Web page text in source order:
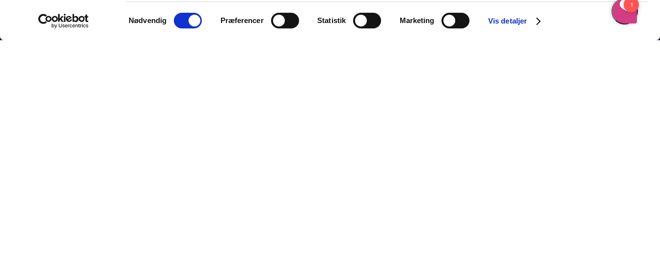
Samtykkevalg
Nødvendig Præferencer Statistik Marketing Vis detaljer